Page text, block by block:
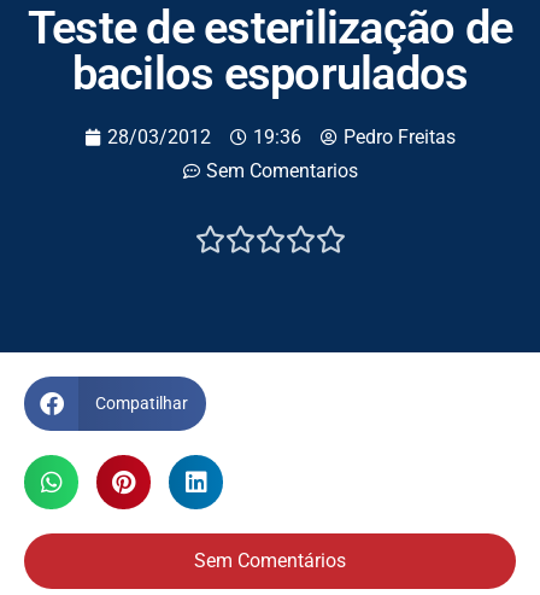
Teste de esterilização de
bacilos esporulados
28/03/2012 19:36
Pedro Freitas
Sem Comentarios

Compatilhar
Sem Comentários